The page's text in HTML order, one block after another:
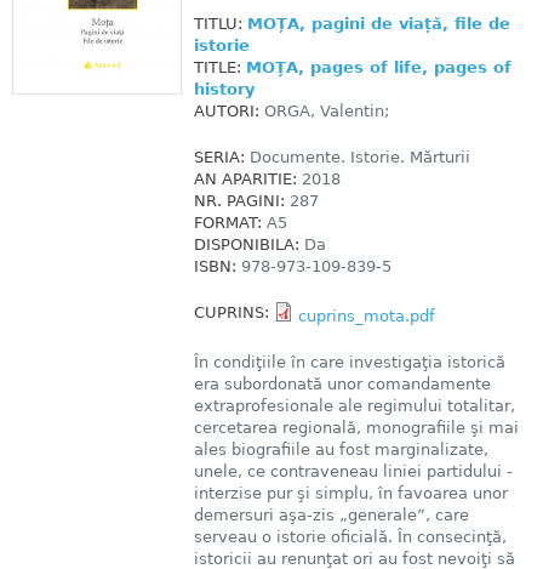
TITLU: MOȚA, pagini de viață, file de
istorie
TITLE: MOŢA, pages of life, pages of
history
AUTORI: ORGA, Valentin;
SERIA: Documente. Istorie. Mărturii
AN APARITIE: 2018
NR. PAGINI: 287
FORMAT: A5
DISPONIBILA: Da
ISBN: 978-973-109-839-5
CUPRINS: cuprins_mota.pdf
În condiţiile în care investigaţia istorică
era subordonată unor comandamente
extraprofesionale ale regimului totalitar,
cercetarea regională, monografiile şi mai
ales biografiile au fost marginalizate,
unele, ce contraveneau liniei partidului -
interzise pur şi simplu, în favoarea unor
demersuri aşa-zis „generale”, care
serveau o istorie oficială. În consecinţă,
istoricii au renunţat ori au fost nevoiţi să